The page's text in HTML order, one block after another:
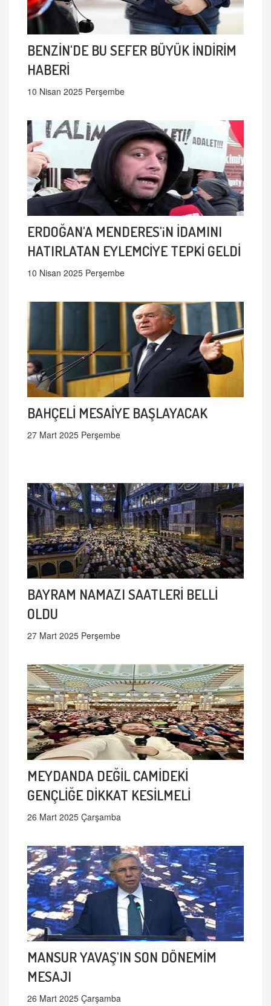
BENZİN'DE BU SEFER BÜYÜK İNDİRİM
HABERİ
10 Nisan 2025 Perşembe
ERDOĞAN'A MENDERES'iN İDAMINI
HATIRLATAN EYLEMCİYE TEPKİ GELDİ
10 Nisan 2025 Perşembe
BAHÇELİ MESAİYE BAŞLAYACAK
27 Mart 2025 Perşembe
BAYRAM NAMAZI SAATLERİ BELLİ
OLDU
27 Mart 2025 Perşembe
MEYDANDA DEĞİL CAMİDEKİ
GENÇLİĞE DİKKAT KESİLMELİ
26 Mart 2025 Çarşamba
MANSUR YAVAŞ'IN SON DÖNEMİM
MESAJI
26 Mart 2025 Çarşamba